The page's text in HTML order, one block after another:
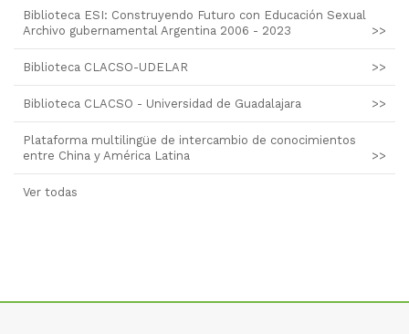
Biblioteca ESI: Construyendo Futuro con Educación Sexual
Archivo gubernamental Argentina 2006 - 2023
>>
Biblioteca CLACSO-UDELAR >>
Biblioteca CLACSO - Universidad de Guadalajara >>
Plataforma multilingüe de intercambio de conocimientos
entre China y América Latina
>>
Ver todas